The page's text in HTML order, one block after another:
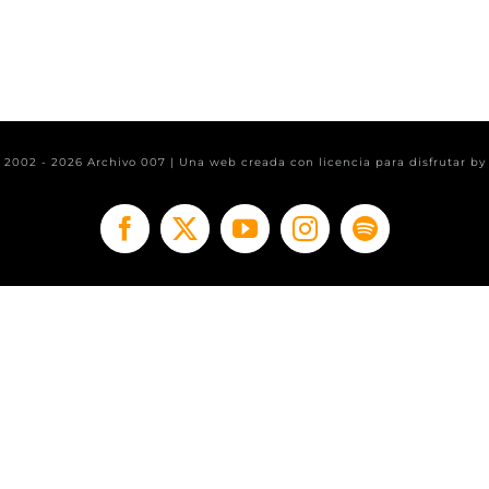
2002 - 2026 Archivo 007 | Una web creada con licencia para disfrutar by
Facebook
X YouTubeInstagramSpotify